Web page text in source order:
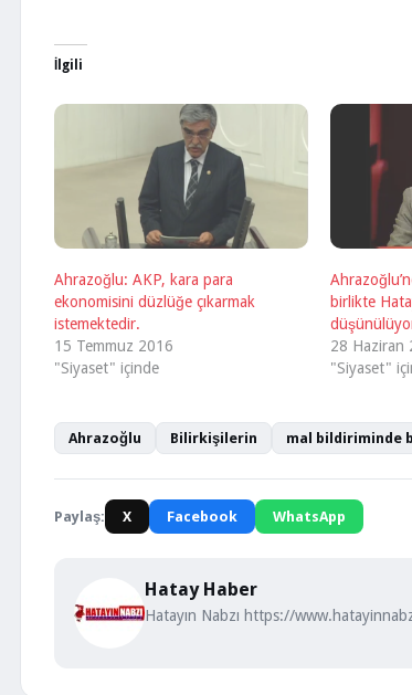
İlgili
Ahrazoğlu: AKP, kara para
ekonomisini düzlüğe çıkarmak
istemektedir.
15 Temmuz 2016
"Siyaset" içinde
birlikte
28 Haziran
"Siyaset"
Ahrazoğlu Bilirkişilerin mal bildiriminde
Paylaş: X Facebook WhatsApp
Hatay Haber
Hatayın Nabzı https://